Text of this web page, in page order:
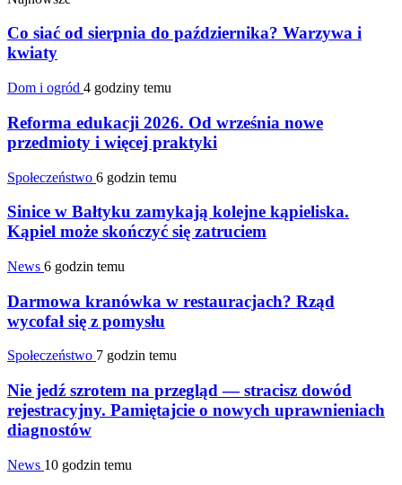
Co siać od sierpnia do października? Warzywa i
kwiaty
Dom i ogród 4 godziny temu
Reforma edukacji 2026. Od września nowe
przedmioty i więcej praktyki
Społeczeństwo 6 godzin temu
Sinice w Bałtyku zamykają kolejne kąpieliska.
Kąpiel może skończyć się zatruciem
News 6 godzin temu
Darmowa kranówka w restauracjach? Rząd
wycofał się z pomysłu
Społeczeństwo 7 godzin temu
Nie jedź szrotem na przegląd — stracisz dowód
rejestracyjny. Pamiętajcie o nowych uprawnieniach
diagnostów
News 10 godzin temu